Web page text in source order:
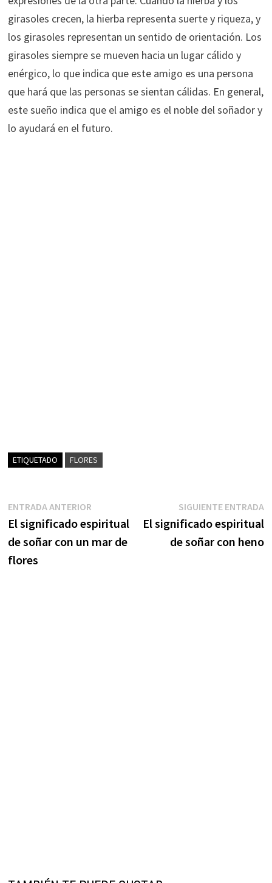
girasoles crecen, la hierba representa suerte y riqueza, y
los girasoles representan un sentido de orientación. Los
girasoles siempre se mueven hacia un lugar cálido y
enérgico, lo que indica que este amigo es una persona
que hará que las personas se sientan cálidas. En general,
este sueño indica que el amigo es el noble del soñador y
lo ayudará en el futuro.
ETIQUETADO FLORES
Navegación
de
entradas
ENTRADA ANTERIOREntrada
anterior:
El significado espiritual
de soñar con un mar de
flores
SIGUIENTE ENTRADA
El significado espiritual
de soñar con heno